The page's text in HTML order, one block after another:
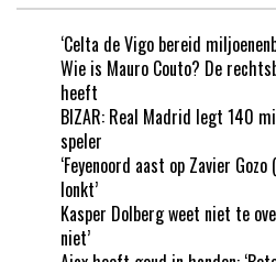
‘Celta de Vigo bereid
Wie is Mauro Couto? De
heeft
BIZAR: Real Madrid legt 140
speler
‘Feyenoord aast op Zavier
lonkt’
Kasper Dolberg weet niet te
niet’